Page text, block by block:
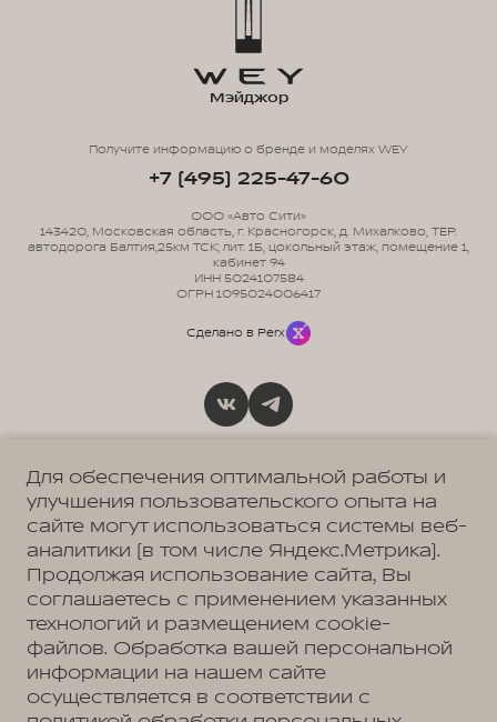
Пользовательское соглашение
Согласие на коммуникацию
Согласие на предоставление персональных данных третьим лицам
Мэйджор
Получите информацию о бренде и моделях WEY
+7 (495) 225-47-60
ООО «Авто Сити»
143420, Московская область, г. Красногорск, д. Михалково, ТЕР.
автодорога Балтия,25км ТСК; лит. 1Б, цокольный этаж, помещение 1,
кабинет 94
ИНН 5024107584
ОГРН 1095024006417
Сделано в Perx
МЭЙДЖОР
Москва, Новорижское шоссе, 9 км от МКАД
+7 (495) 225-47-60
МЭЙДЖОР
Москва, Ленинградское ш., д. 23
+7 (495) 225-47-59
МЭЙДЖОР
Для обеспечения оптимальной работы и
улучшения пользовательского опыта на
сайте могут использоваться системы веб-
аналитики (в том числе Яндекс.Метрика).
Продолжая использование сайта, Вы
соглашаетесь с применением указанных
технологий и размещением cookie-
файлов. Обработка вашей персональной
информации на нашем сайте
осуществляется в соответствии с